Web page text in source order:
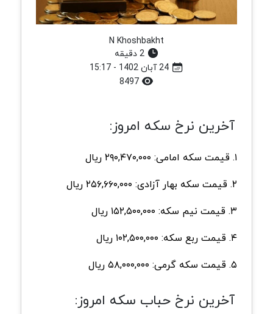
N Khoshbakht
2 دقیقه
آخرین نرخ سکه امروز:
۱. قیمت سکه امامی: ۲۹۰,۴۷۰,۰۰۰ ریال
۲. قیمت سکه بهار آزادی: ۲۵۶,۶۶۰,۰۰۰ ریال
۳. قیمت نیم سکه: ۱۵۲,۵۰۰,۰۰۰ ریال
۴. قیمت ربع سکه: ۱۰۲,۵۰۰,۰۰۰ ریال
۵. قیمت سکه گرمی: ۵۸,۰۰۰,۰۰۰ ریال
آخرین نرخ حباب سکه امروز: